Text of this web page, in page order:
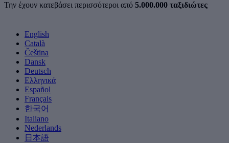
Την έχουν κατεβάσει περισσότεροι από 5.000.000 ταξιδιώτες
English
Català
Čeština
Dansk
Deutsch
Ελληνικά
Español
Français
한국어
Italiano
Nederlands
日本語